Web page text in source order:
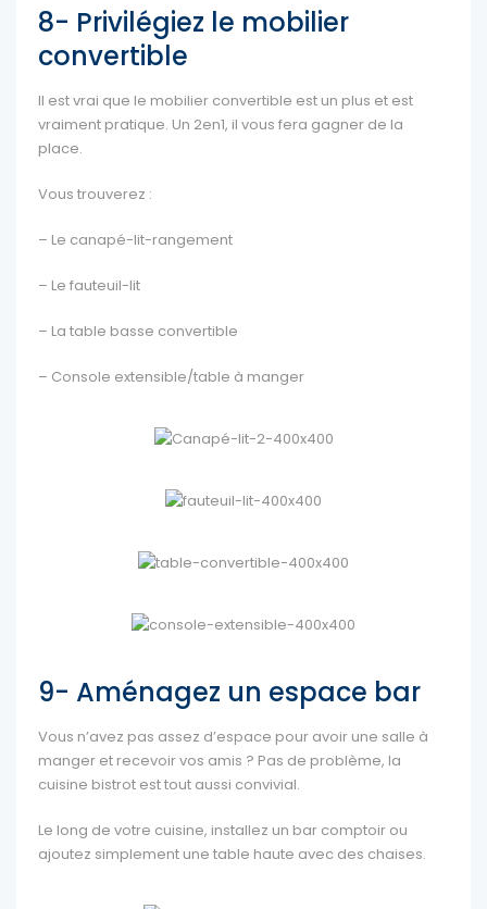
8- Privilégiez le mobilier
convertible
Il est vrai que le mobilier convertible est un plus et est
vraiment pratique. Un 2en1, il vous fera gagner de la
place.
Vous trouverez :
– Le canapé-lit-rangement
– Le fauteuil-lit
– La table basse convertible
– Console extensible/table à manger
9- Aménagez un espace bar
Vous n’avez pas assez d’espace pour avoir une salle à
manger et recevoir vos amis ? Pas de problème, la
cuisine bistrot est tout aussi convivial.
Le long de votre cuisine, installez un bar comptoir ou
ajoutez simplement une table haute avec des chaises.